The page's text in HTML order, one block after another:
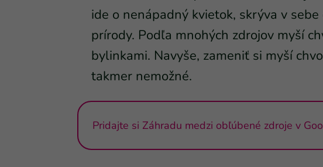
ide o nenápadný kvietok, skrýva v
prírody. Podľa mnohých zdrojov myší
bylinkami. Navyše, zameniť si myší
takmer nemožné.
Pridajte si Záhradu medzi obľúbené zdroje v